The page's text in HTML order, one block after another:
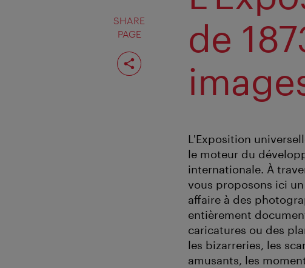
SHARE
PAGE
Share
page
de
L'Exposition
le moteur du
internationale. À
vous proposons ici
affaire à des
entièrement
caricatures ou des
les bizarreries, les
amusants, les